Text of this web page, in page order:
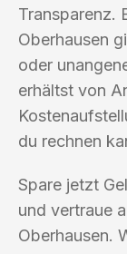
Transparenz.
Oberhausen
oder
erhältst von
du rechnen
Spare jetzt
und vertraue
Oberhausen.